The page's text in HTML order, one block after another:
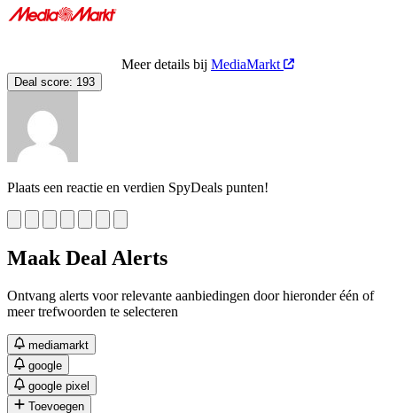
Meer details bij MediaMarkt
Deal score: 193
Plaats een reactie en verdien SpyDeals punten!
Maak Deal Alerts
Ontvang alerts voor relevante aanbiedingen door hieronder één of
meer trefwoorden te selecteren
mediamarkt
google
google pixel
Toevoegen